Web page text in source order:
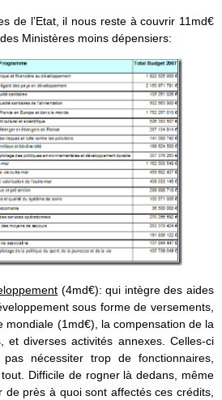
de l’Etat, il nous reste à couvrir 11md€
Ministères moins dépensiers:
(4md€): qui intègre des aides
sous forme de versements,
mondiale (1md€), la compensation de la
et diverses activités annexes. Celles-ci
nécessiter trop de fonctionnaires,
Difficile de rogner là dedans, même
de près à quoi sont affectés ces crédits,